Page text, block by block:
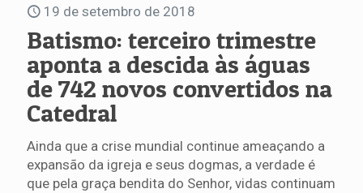
19 de setembro de 2018
Batismo: terceiro trimestre
aponta a descida às águas
de 742 novos convertidos na
Catedral
Ainda que a crise mundial continue ameaçando a
expansão da igreja e seus dogmas, a verdade é
que pela graça bendita do Senhor, vidas continuam